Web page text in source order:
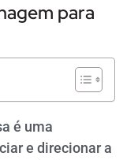
para
é uma
e direcionar a